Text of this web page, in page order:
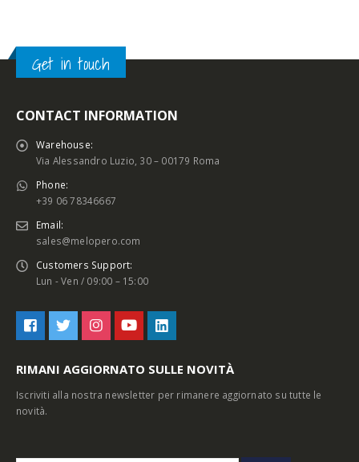
Get in touch
CONTACT INFORMATION
Warehouse:
Via Alessandro Luzio, 30 – 00179 Roma
Phone:
+39 06 78346667
Email:
sales@melopero.com
Customers Support:
Lun - Ven / 09:00 – 15:00
RIMANI AGGIORNATO SULLE NOVITÀ
Iscriviti alla nostra newsletter per rimanere aggiornato su tutte le
novità.